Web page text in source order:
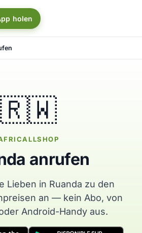
holen
🇷🇼
anrufen
Lieben in Ruanda zu den
an — kein Abo, von
Android-Handy aus.